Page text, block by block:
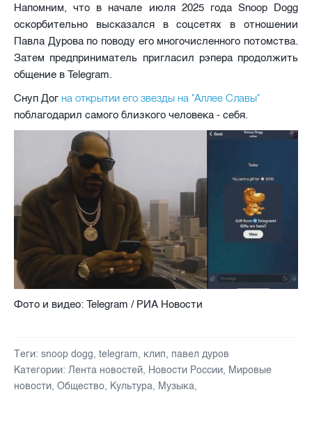
Напомним, что в начале июля 2025 года Snoop Dogg
оскорбительно высказался в соцсетях в отношении
Павла Дурова по поводу его многочисленного потомства.
Затем предприниматель пригласил рэпера продолжить
общение в Telegram.
Снуп Дог на открытии его звезды на "Аллее Славы"
поблагодарил самого близкого человека - себя.
Фото и видео: Telegram / РИА Новости
Теги: snoop dogg, telegram, клип, павел дуров
Категории: Лента новостей, Новости России, Мировые
новости, Общество, Культура, Музыка,